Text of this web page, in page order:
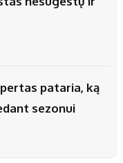
pataria, ką
sezonui